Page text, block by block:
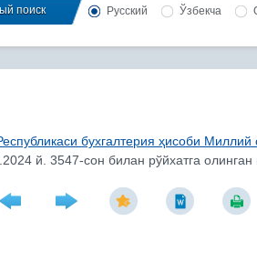
поиск Русский Ўзбекча
бухгалтерия ҳисоби Миллий
й. 3547-сон билан рўйхатга олинган